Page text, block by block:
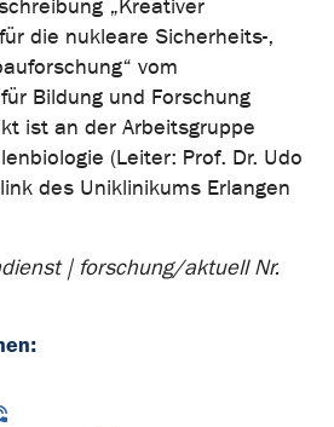
„Kreativer
die nukleare Sicherheits-,
vom
Bildung und Forschung
ist an der Arbeitsgruppe
(Leiter: Prof. Dr. Udo
des Uniklinikums Erlangen
| forschung/aktuell Nr.